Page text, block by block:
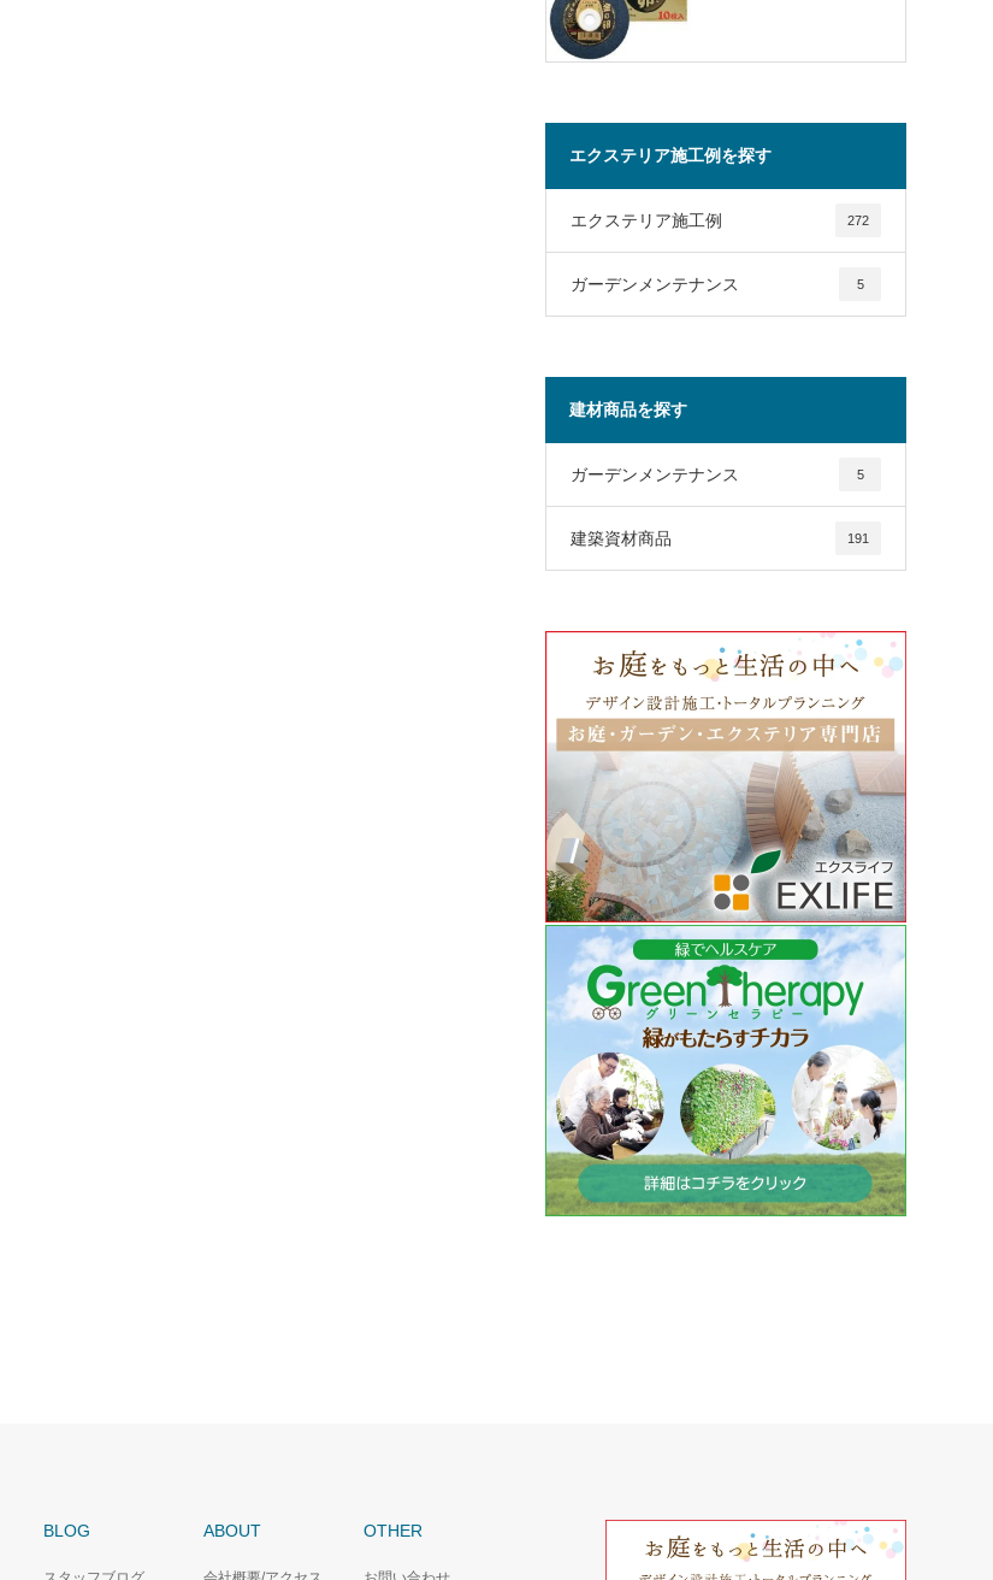
エクステリア施工例を探す
エクステリア施工例 272
ガーデンメンテナンス 5
建材商品を探す
ガーデンメンテナンス 5
建築資材商品 191
BLOG ABOUT OTHER